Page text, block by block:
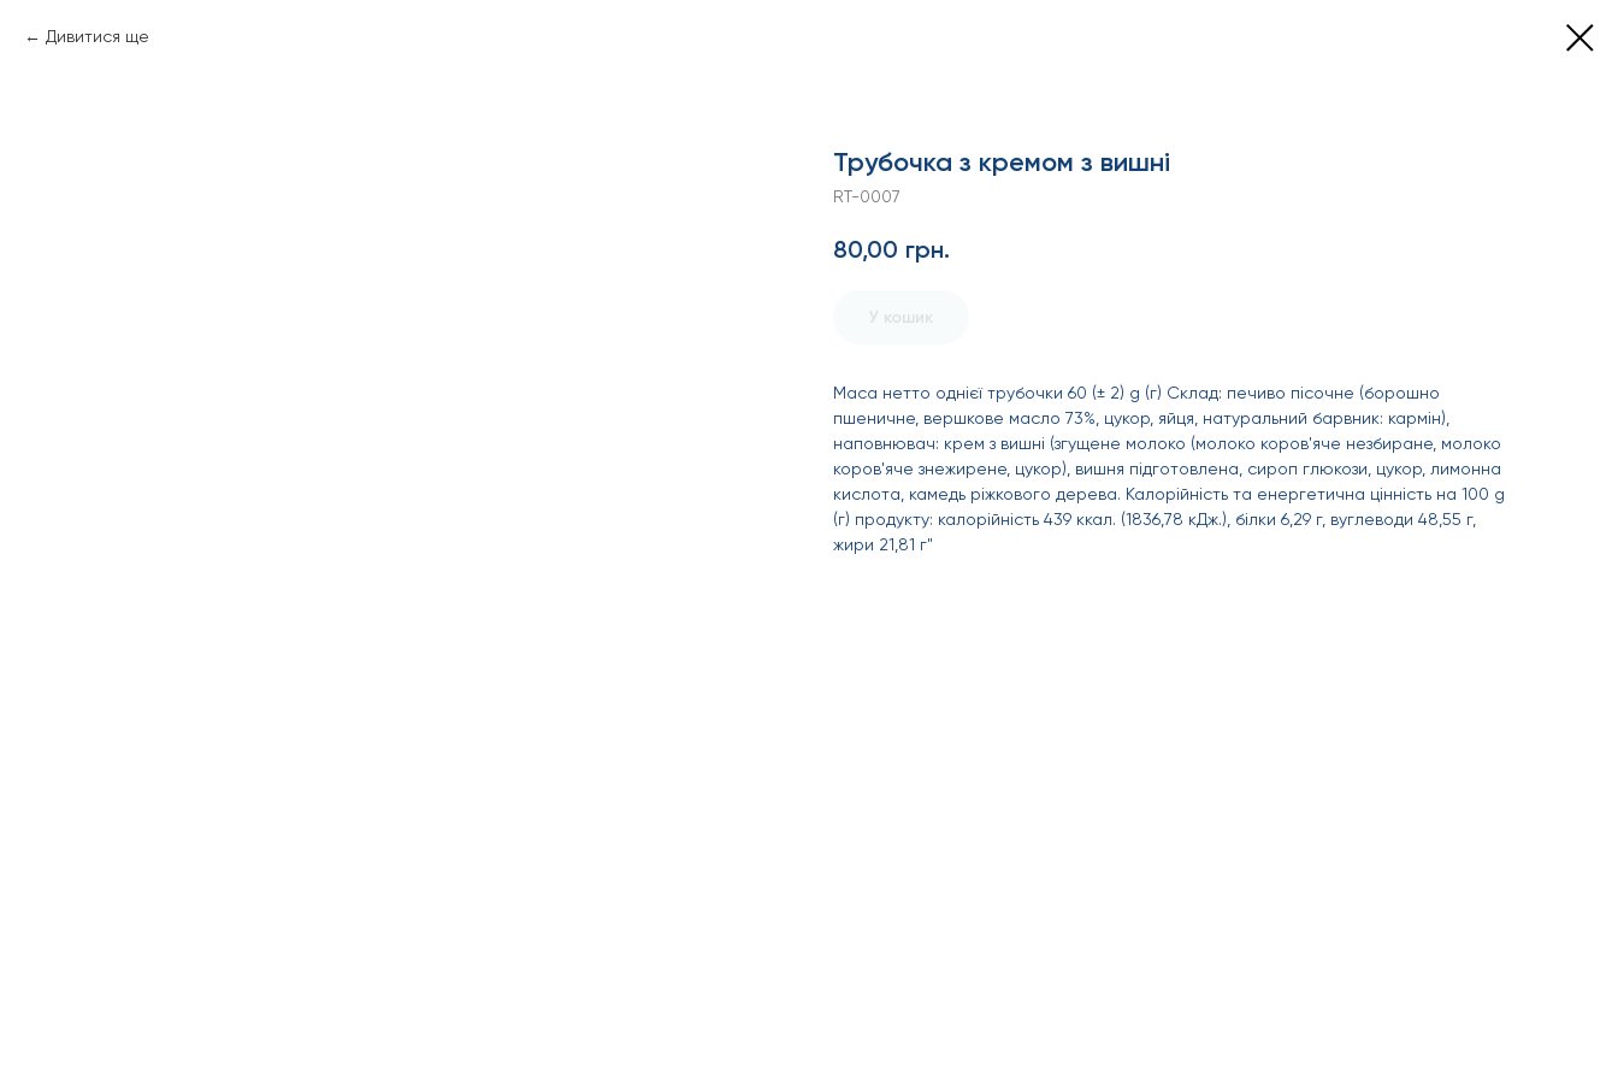
Дивитися ще
Трубочка з кремом з вишні
RT-0007
80,00 грн.
У кошик
Маса нетто однієї трубочки 60 (± 2) g (г) Склад: печиво пісочне (борошно
пшеничне, вершкове масло 73%, цукор, яйця, натуральний барвник: кармін),
наповнювач: крем з вишні (згущене молоко (молоко коров'яче незбиране, молоко
коров'яче знежирене, цукор), вишня підготовлена, сироп глюкози, цукор, лимонна
кислота, камедь ріжкового дерева. Калорійність та енергетична цінність на 100 g
(г) продукту: калорійність 439 ккал. (1836,78 кДж.), білки 6,29 г, вуглеводи 48,55 г,
жири 21,81 г"